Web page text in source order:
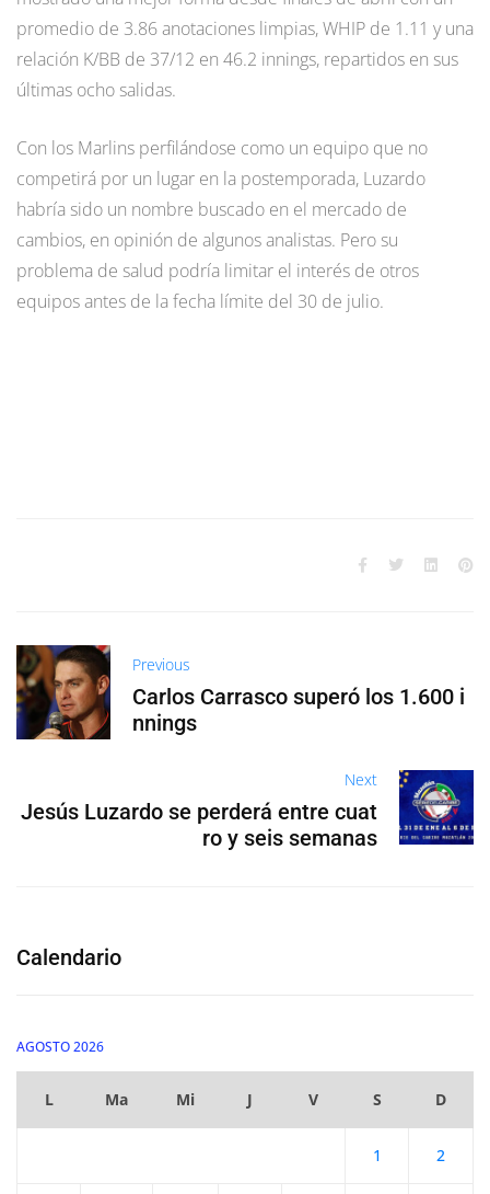
promedio de 3.86 anotaciones limpias, WHIP de 1.11 y una
relación K/BB de 37/12 en 46.2 innings, repartidos en sus
últimas ocho salidas.
Con los Marlins perfilándose como un equipo que no
competirá por un lugar en la postemporada, Luzardo
habría sido un nombre buscado en el mercado de
cambios, en opinión de algunos analistas. Pero su
problema de salud podría limitar el interés de otros
equipos antes de la fecha límite del 30 de julio.
Previous
Carlos Carrasco superó los 1.600 i
nnings
Next
Jesús Luzardo se perderá entre cuat
ro y seis semanas
Calendario
AGOSTO 2026
L Ma Mi J V S D
1 2